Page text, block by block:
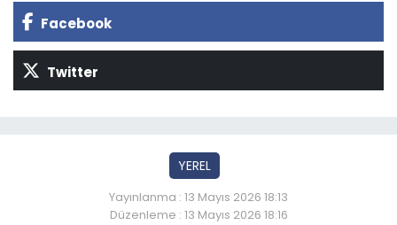
Facebook
Twitter
YEREL
Yayınlanma : 13 Mayıs 2026 18:13
Düzenleme : 13 Mayıs 2026 18:16